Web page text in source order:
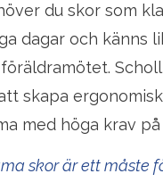
du skor som
dagar och känns
skapa
med höga krav
skor är ett måste